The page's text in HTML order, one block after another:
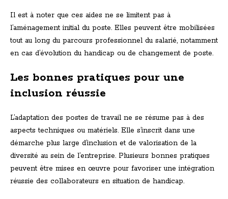
Il est à noter que ces aides ne se limitent pas à
l’aménagement initial du poste. Elles peuvent être mobilisées
tout au long du parcours professionnel du salarié, notamment
en cas d’évolution du handicap ou de changement de poste.
Les bonnes pratiques pour une
inclusion réussie
L’adaptation des postes de travail ne se résume pas à des
aspects techniques ou matériels. Elle s’inscrit dans une
démarche plus large d’inclusion et de valorisation de la
diversité au sein de l’entreprise. Plusieurs bonnes pratiques
peuvent être mises en œuvre pour favoriser une intégration
réussie des collaborateurs en situation de handicap.